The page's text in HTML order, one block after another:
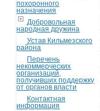
похоронного
назначения
Добровольная
народная дружина
Устав Кильмезского
района
Перечень
некоммерческих
организаций,
получивших поддержку
от органов власти
Контактная
информация